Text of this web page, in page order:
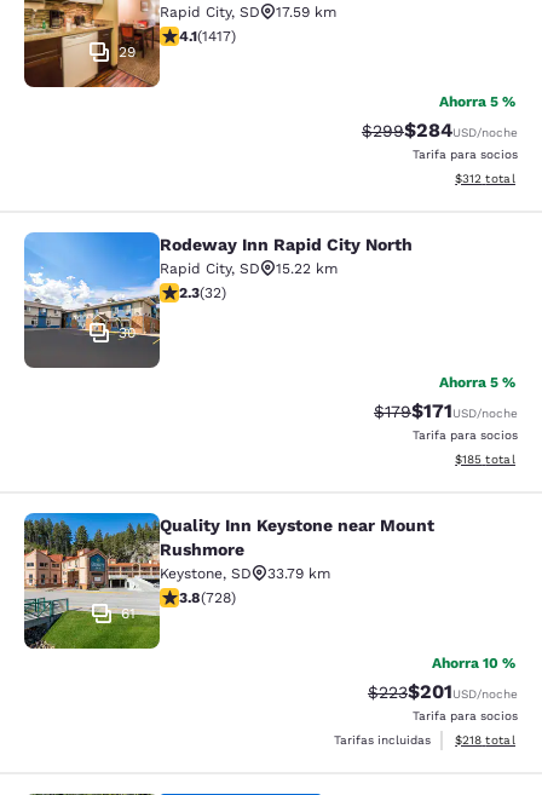
29
Rapid City, SD
17.59 km
calificación de 4.12 estrellas. Muy bueno. 1417 reseñas
4.1(1417)
Ahorra 5 %
Precio tachado:
$299Precio con
$284USD/noche
Tarifa para socios
Ver detalles
$312 total
Rodeway Inn Rapid City North
30
Rodeway Inn Rapid City North
Rapid City, SD
15.22 km
calificación de 2.31 estrellas. Feria. 32 reseñas
2.3(32)
Ahorra 5 %
Precio tachado:
$179Precio con
$171USD/noche
Tarifa para socios
Ver detalles
$185 total
Quality Inn Keystone near Mount
61
Quality Inn Keystone near Mount
Rushmore
Keystone, SD
33.79 km
calificación de 3.75 estrellas. Bueno. 728 reseñas
3.8(728)
Ahorra 10 %
Precio tachado:
$223Precio con
$201USD/noche
Tarifa para socios
Tarifas incluidas
Ver detalles
$218 total